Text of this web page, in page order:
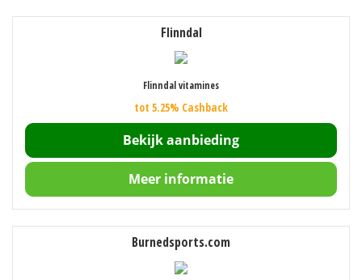
Flinndal
Flinndal vitamines
tot 5.25% Cashback
Bekijk aanbieding
Meer informatie
Burnedsports.com